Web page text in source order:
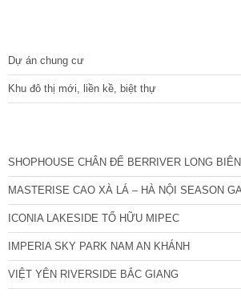
Dự án chung cư
Khu đô thị mới, liền kề, biệt thự
SHOPHOUSE CHÂN ĐẾ BERRIVER LONG BIÊN
MASTERISE CAO XÀ LÁ – HÀ NỘI SEASON
ICONIA LAKESIDE TỐ HỮU MIPEC
IMPERIA SKY PARK NAM AN KHÁNH
VIỆT YÊN RIVERSIDE BẮC GIANG